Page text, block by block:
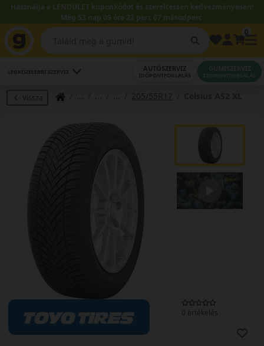
Használja a LENDÜLET kuponkódot és szereltessen kedvezményesen!
Még 53 nap 09 óra 22 perc 06 másodperc.
LEGKÖZELEBBI SZERVIZ AUTÓSZERVIZ
IDŐPONTFOGLALÁS
GUMISZERVIZ
IDŐPONTFOGLALÁS
Vissza 205/55R17
0 értékelés